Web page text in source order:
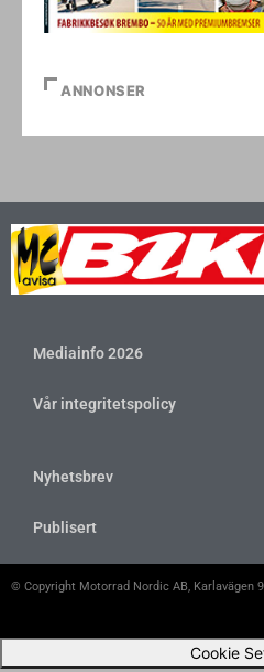
ANNONSER
Mediainfo 2026
Vår integritetspolicy
Nyhetsbrev
Publisert
© Copyright Motorrad Nordic AB, Karlavägen
Cookie